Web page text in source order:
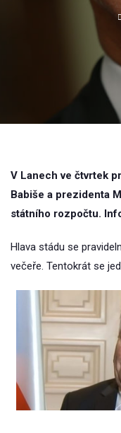
V Lanech ve čtvrtek
Babiše a prezidenta
státního rozpočtu.
Hlava stádu se
večeře. Tentokrát se